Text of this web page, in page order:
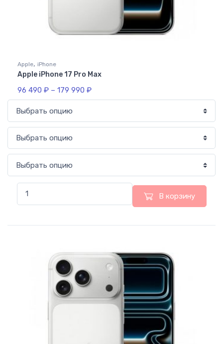
Apple, iPhone
Apple iPhone 17 Pro Max
96 490 ₽ – 179 990 ₽
В корзину